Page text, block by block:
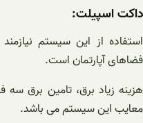
داکت اسپیلت:
استفاده از این سیستم
فضاهای آپارتمان است.
هزینه زیاد برق، تامین برق سه
معایب این سیستم می باشد.